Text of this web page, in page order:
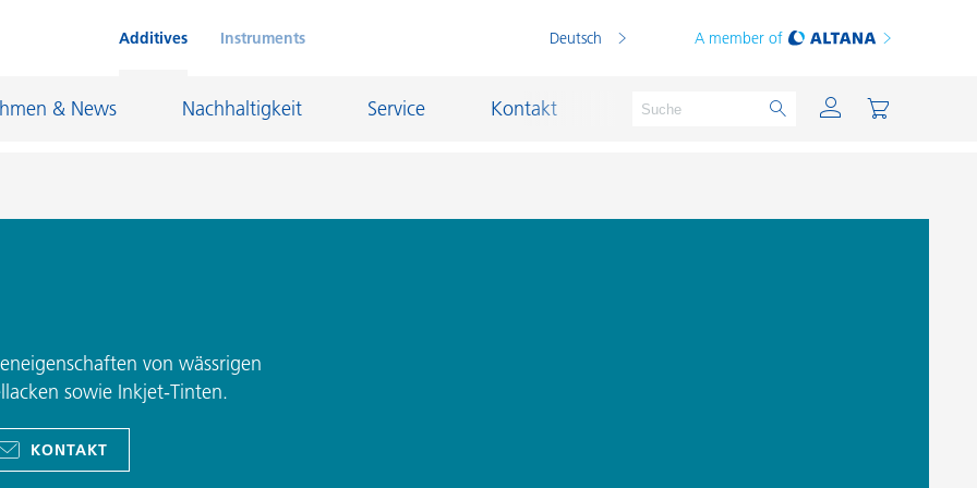
Additives Instruments Deutsch A member of
& News Nachhaltigkeit Service Kontakt
Feuerfestindustrie
und I&I
von wässrigen
sowie Inkjet-Tinten.
KONTAKT